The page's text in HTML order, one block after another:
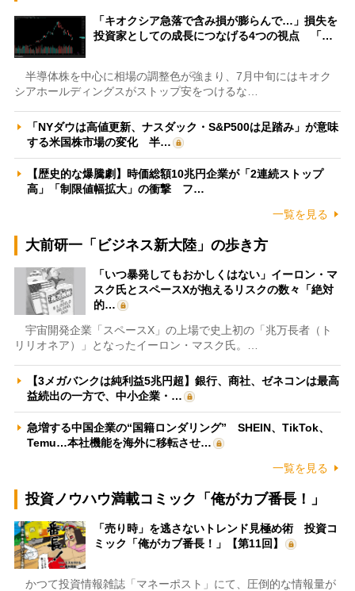
「キオクシア急落で含み損が膨らんで…」損失を
投資家としての成長につなげる4つの視点 「…
半導体株を中心に相場の調整色が強まり、7月中旬にはキオク
シアホールディングスがストップ安をつけるな…
「NYダウは高値更新、ナスダック・S&P500は足踏み」が意味
する米国株市場の変化 半…
【歴史的な爆騰劇】時価総額10兆円企業が「2連続ストップ
高」「制限値幅拡大」の衝撃 フ…
一覧を見る
大前研一「ビジネス新大陸」の歩き方
「いつ暴発してもおかしくはない」イーロン・マ
スク氏とスペースXが抱えるリスクの数々「絶対
的…
宇宙開発企業「スペースX」の上場で史上初の「兆万長者（ト
リリオネア）」となったイーロン・マスク氏。…
【3メガバンクは純利益5兆円超】銀行、商社、ゼネコンは最高
益続出の一方で、中小企業・…
急増する中国企業の“国籍ロンダリング” SHEIN、TikTok、
Temu…本社機能を海外に移転させ…
一覧を見る
投資ノウハウ満載コミック「俺がカブ番長！」
「売り時」を逃さないトレンド見極め術 投資コ
ミック「俺がカブ番長！」【第11回】
かつて投資情報雑誌「マネーポスト」にて、圧倒的な情報量が